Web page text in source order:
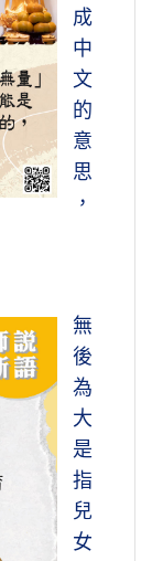
成
中
文
的
意
思
，
無
後
為
大
是
指
兒
女